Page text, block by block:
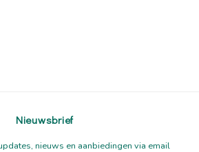
Nieuwsbrief
nieuws en aanbiedingen via email